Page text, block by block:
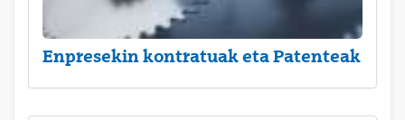
Enpresekin kontratuak eta Patenteak